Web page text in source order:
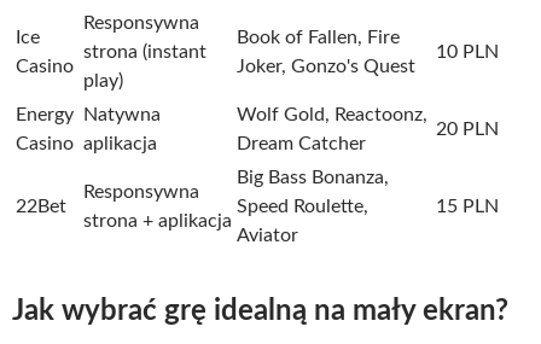
Ice
Casino
Responsywna
strona (instant
play)
Book of Fallen, Fire
Joker, Gonzo's Quest
10 PLN
Energy
Casino
Natywna
aplikacja
Wolf Gold, Reactoonz,
Dream Catcher
20 PLN
22Bet
Responsywna
strona + aplikacja
Big Bass Bonanza,
Speed Roulette,
Aviator
15 PLN
Jak wybrać grę idealną na mały ekran?